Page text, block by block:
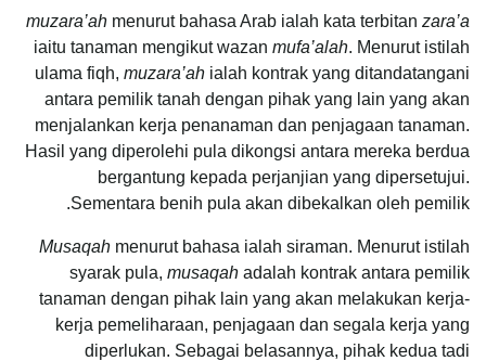
muzara’ah menurut bahasa Arab ialah kata terbitan zara’a
iaitu tanaman mengikut wazan mufa’alah. Menurut istilah
ulama fiqh, muzara’ah ialah kontrak yang ditandatangani
antara pemilik tanah dengan pihak yang lain yang akan
menjalankan kerja penanaman dan penjagaan tanaman.
Hasil yang diperolehi pula dikongsi antara mereka berdua
bergantung kepada perjanjian yang dipersetujui.
Sementara benih pula akan dibekalkan oleh pemilik.
Musaqah menurut bahasa ialah siraman. Menurut istilah
syarak pula, musaqah adalah kontrak antara pemilik
tanaman dengan pihak lain yang akan melakukan kerja-
kerja pemeliharaan, penjagaan dan segala kerja yang
diperlukan. Sebagai belasannya, pihak kedua tadi